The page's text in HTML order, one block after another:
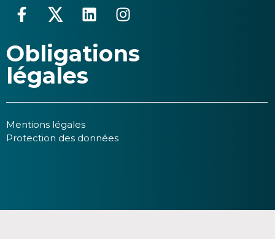
Obligations
légales
Mentions légales
Protection des données